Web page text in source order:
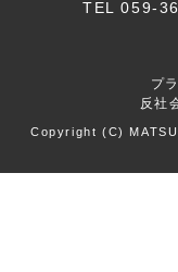
TEL 059-
プ
反社
Copyright (C)